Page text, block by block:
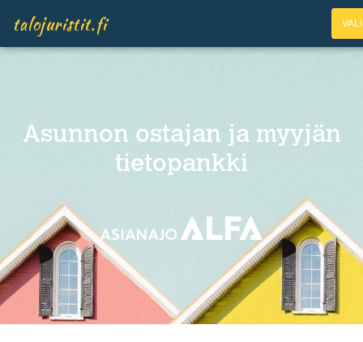
talojuristit.fi
Asunnon ostajan ja myyjän
tietopankki